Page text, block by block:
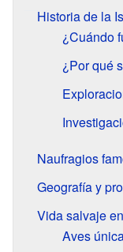
Historia de la
¿Cuándo
¿Por qué
Naufragios
Geografía y
Vida salvaje
Aves